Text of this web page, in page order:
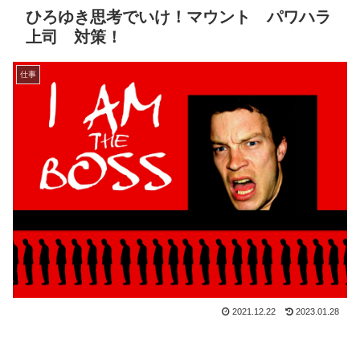
ひろゆき思考でいけ！マウント パワハラ
上司 対策！
仕事
2021.12.22 2023.01.28